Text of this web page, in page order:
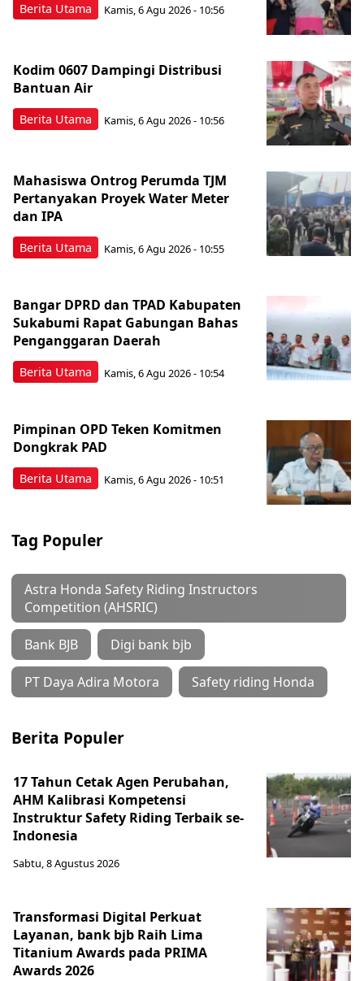
Berita Utama Kamis, 6 Agu 2026 - 10:56
Berita Utama
Kodim 0607 Dampingi Distribusi
Bantuan Air
Kamis, 6 Agu 2026 - 10:56
Berita Utama
Mahasiswa Ontrog Perumda TJM
Pertanyakan Proyek Water Meter
dan IPA
Kamis, 6 Agu 2026 - 10:55
Berita Utama
Bangar DPRD dan TPAD Kabupaten
Sukabumi Rapat Gabungan Bahas
Penganggaran Daerah
Kamis, 6 Agu 2026 - 10:54
Berita Utama
Pimpinan OPD Teken Komitmen
Dongkrak PAD
Kamis, 6 Agu 2026 - 10:51
Tag Populer
Astra Honda Safety Riding Instructors
Competition (AHSRIC)
Bank BJB Digi bank bjb
PT Daya Adira Motora Safety riding Honda
Berita Populer
17 Tahun Cetak Agen Perubahan,
AHM Kalibrasi Kompetensi
Instruktur Safety Riding Terbaik se-
Indonesia
Sabtu, 8 Agustus 2026
Transformasi Digital Perkuat
Layanan, bank bjb Raih Lima
Titanium Awards pada PRIMA
Awards 2026